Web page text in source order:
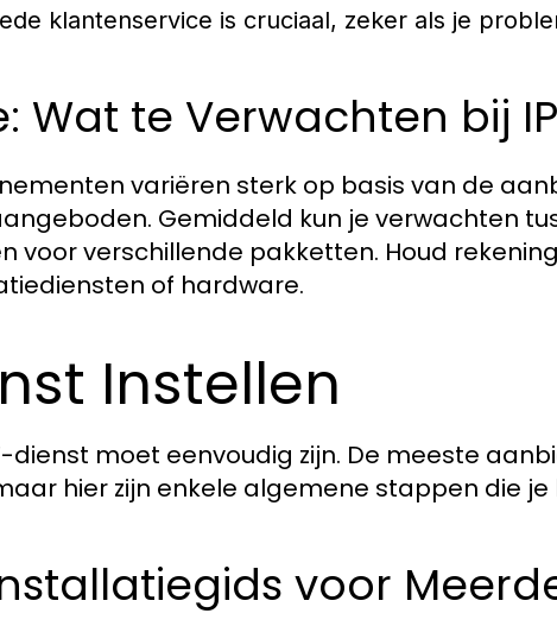
klantenservice is cruciaal, zeker als je
Wat te Verwachten bij
variëren sterk op basis van de
Gemiddeld kun je verwachten
voor verschillende pakketten. Houd
of hardware.
Instellen
dienst moet eenvoudig zijn. De meeste
hier zijn enkele algemene stappen die je
voor